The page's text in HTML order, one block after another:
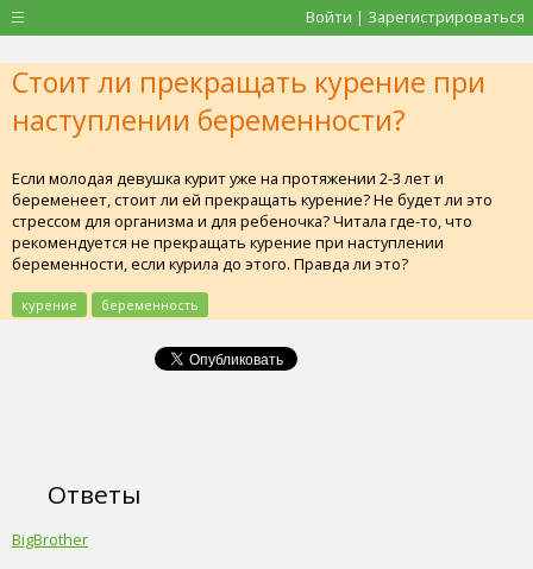
Войти | Зарегистрироваться
Стоит ли прекращать курение при
наступлении беременности?
Если молодая девушка курит уже на протяжении 2-3 лет и
беременеет, стоит ли ей прекращать курение? Не будет ли это
стрессом для организма и для ребеночка? Читала где-то, что
рекомендуется не прекращать курение при наступлении
беременности, если курила до этого. Правда ли это?
курение беременность
Ответы
BigBrother